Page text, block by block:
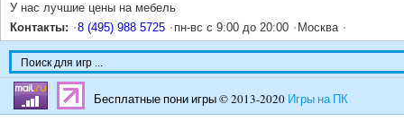
У нас лучшие цены на мебель
Контакты:
8 (495) 988 5725 пн-вс с 9:00 до 20:00 Москва
Бесплатные пони игры © 2013-2020 Игры на ПК